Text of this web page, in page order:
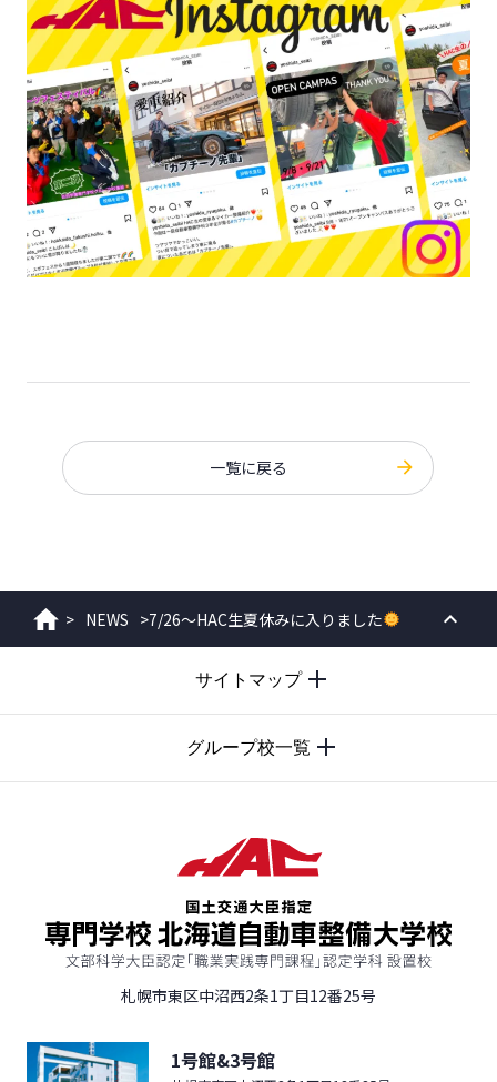
一覧に戻る
ホーム
> NEWS >7/26～HAC生夏休みに入りました
PAGE
サイトマップ
グループ校一覧
札幌市東区中沼西2条1丁目12番25号
1号館&3号館